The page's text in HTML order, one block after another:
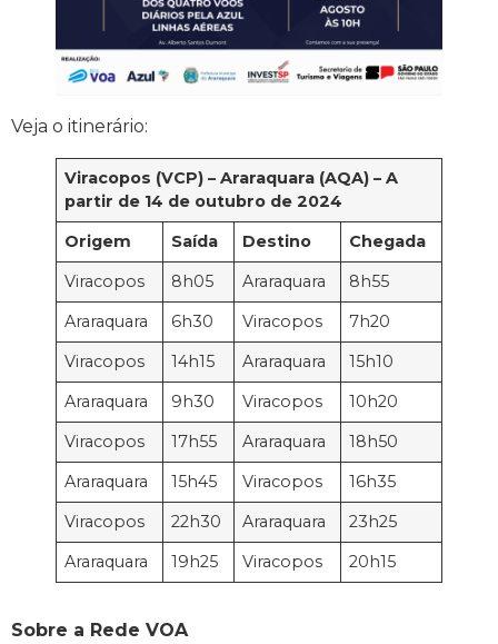
Veja o itinerário:
Viracopos (VCP) – Araraquara (AQA) – A
partir de 14 de outubro de 2024
Origem
Saída Destino
Chegada
Viracopos
8h05 Araraquara
8h55
Araraquara
6h30 Viracopos
7h20
Viracopos
14h15 Araraquara
15h10
Araraquara
9h30 Viracopos
10h20
Viracopos
17h55 Araraquara
18h50
Araraquara
15h45 Viracopos
16h35
Viracopos
22h30 Araraquara
23h25
Araraquara
19h25 Viracopos 20h15
Sobre a Rede VOA